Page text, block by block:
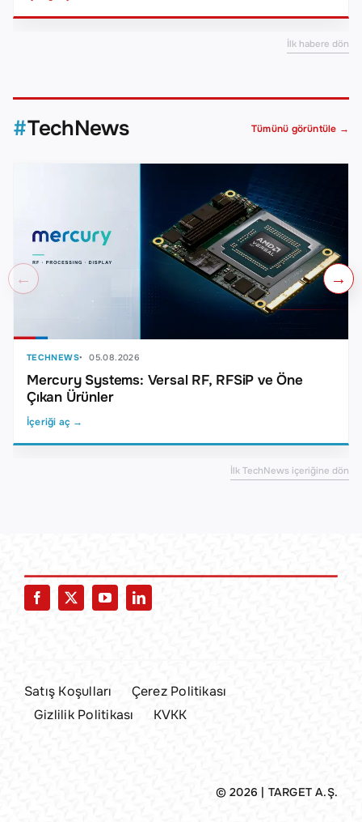
İlk habere dön
TechNews Tümünü görüntüle →
←
TECHNEWS 05.08.2026
Mercury Systems: Versal RF, RFSiP ve Öne
Çıkan Ürünler
İçeriği aç →
→
İlk TechNews içeriğine dön
Satış Koşulları
Çerez Politikası
Gizlilik Politikası
KVKK
© 2026 | TARGET A.Ş.